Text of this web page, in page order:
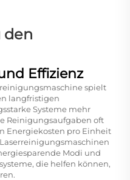
den
Effizienz
spielt
langfristigen
Systeme mehr
Reinigungsaufgaben oft
Energiekosten pro Einheit
Modi und
die helfen können,